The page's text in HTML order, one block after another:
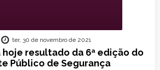
hoje resultado da 6ª edição do
Público de Segurança
ter, 30 de novembro de 2021